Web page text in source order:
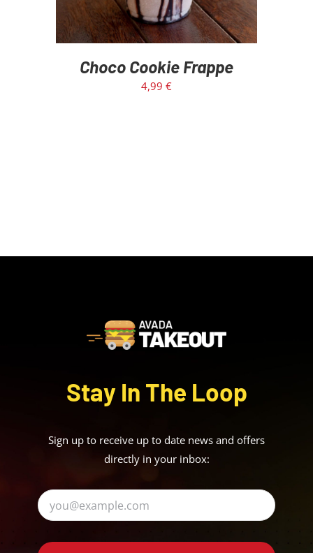
Choco Cookie Frappe
4,99 €
Stay In The Loop
Sign up to receive up to date news and offers
directly in your inbox: